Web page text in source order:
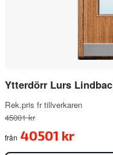
Ytterdörr Lurs
Rek.pris fr tillverkaren
45001 kr
från 40501 kr